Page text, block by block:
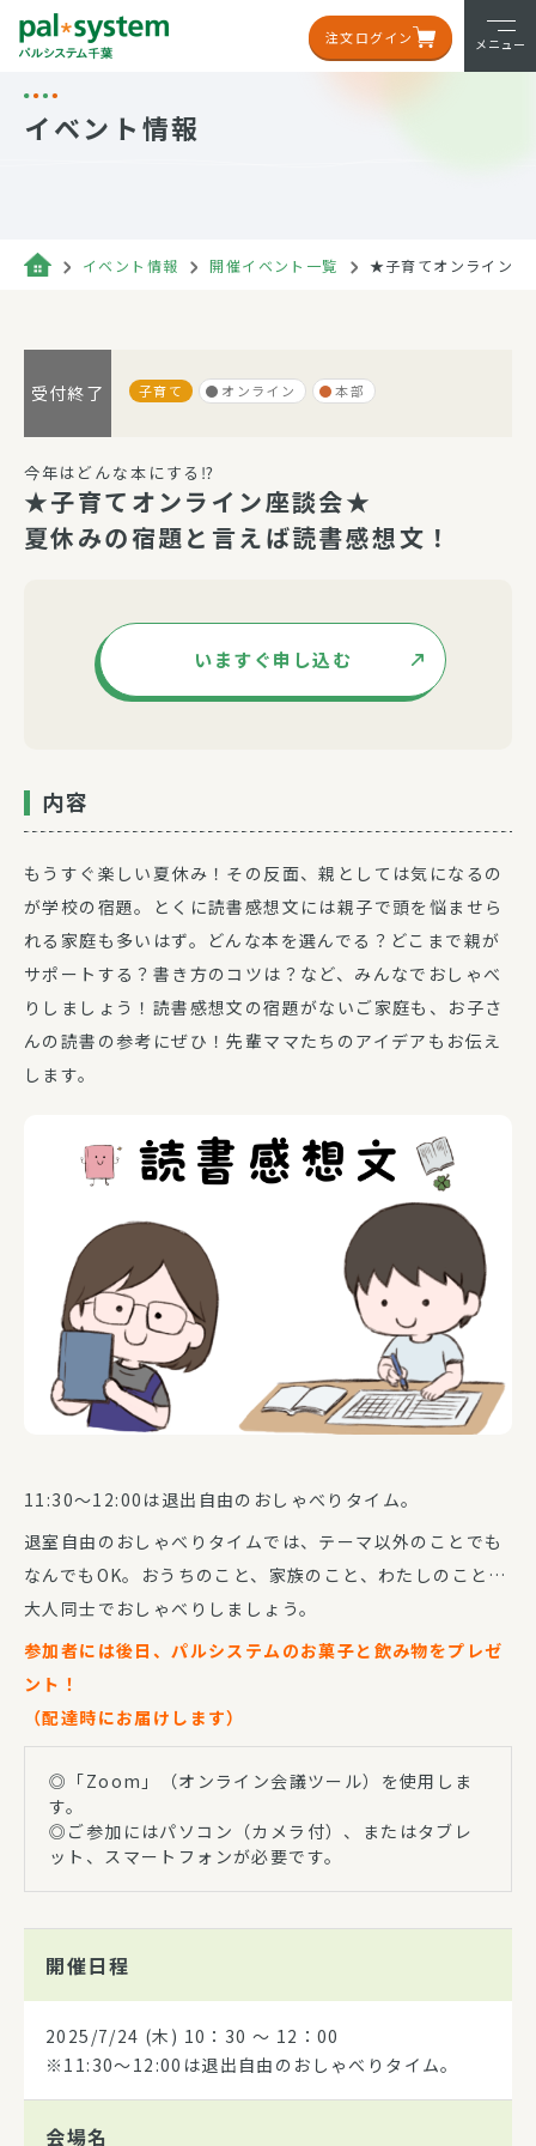
注文ログイン メニュー
イベント情報
イベント情報 開催イベント一覧 ★子育てオンライン座
受付終了 子育て オンライン 本部
今年はどんな本にする⁉
★子育てオンライン座談会★
夏休みの宿題と言えば読書感想文！
いますぐ申し込む
内容
もうすぐ楽しい夏休み！その反面、親としては気になるの
が学校の宿題。とくに読書感想文には親子で頭を悩ませら
れる家庭も多いはず。どんな本を選んでる？どこまで親が
サポートする？書き方のコツは？など、みんなでおしゃべ
りしましょう！読書感想文の宿題がないご家庭も、お子さ
んの読書の参考にぜひ！先輩ママたちのアイデアもお伝え
します。
11:30～12:00は退出自由のおしゃべりタイム。
退室自由のおしゃべりタイムでは、テーマ以外のことでも
なんでもOK。おうちのこと、家族のこと、わたしのこと…
大人同士でおしゃべりしましょう。
参加者には後日、パルシステムのお菓子と飲み物をプレゼ
ント！
（配達時にお届けします）
◎「Zoom」（オンライン会議ツール）を使用しま
す。
◎ご参加にはパソコン（カメラ付）、またはタブレ
ット、スマートフォンが必要です。
開催日程
2025/7/24 (木) 10：30 〜 12：00
※11:30～12:00は退出自由のおしゃべりタイム。
会場名